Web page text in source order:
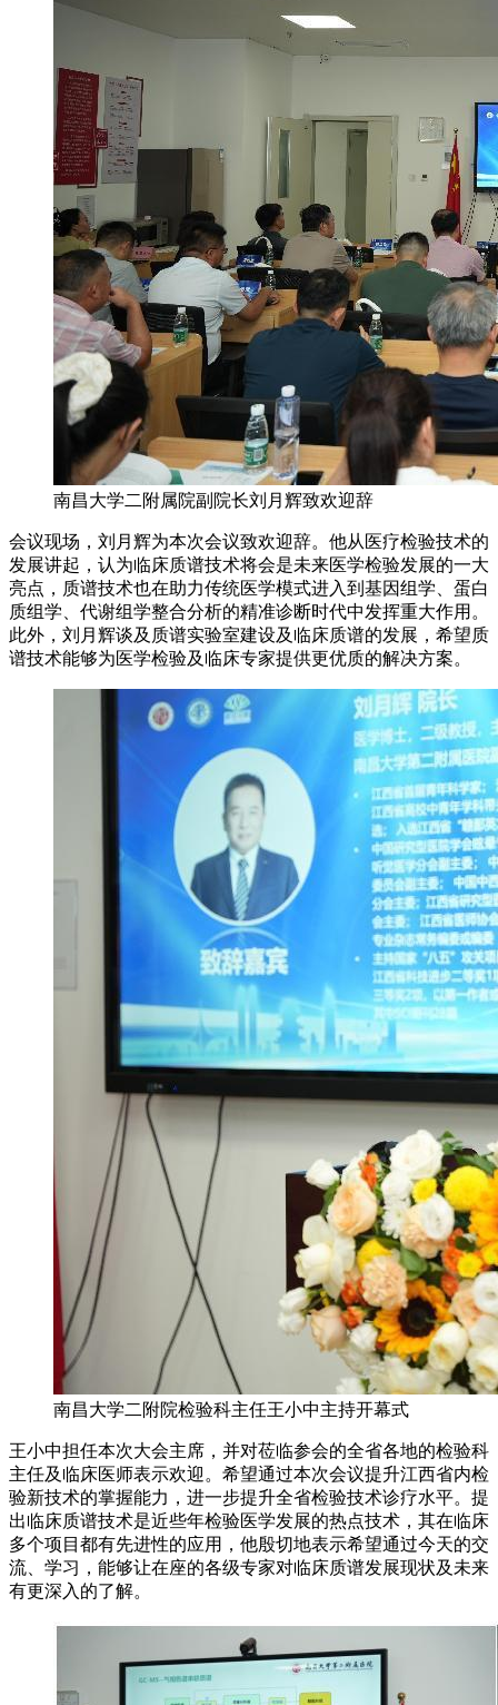
南昌大学二附属院副院长刘月辉致欢迎辞
会议现场，刘月辉为本次会议致欢迎辞。他从医疗检验技术的
发展讲起，认为临床质谱技术将会是未来医学检验发展的一大
亮点，质谱技术也在助力传统医学模式进入到基因组学、蛋白
质组学、代谢组学整合分析的精准诊断时代中发挥重大作用。
此外，刘月辉谈及质谱实验室建设及临床质谱的发展，希望质
谱技术能够为医学检验及临床专家提供更优质的解决方案。
南昌大学二附院检验科主任王小中主持开幕式
王小中担任本次大会主席，并对莅临参会的全省各地的检验科
主任及临床医师表示欢迎。希望通过本次会议提升江西省内检
验新技术的掌握能力，进一步提升全省检验技术诊疗水平。提
出临床质谱技术是近些年检验医学发展的热点技术，其在临床
多个项目都有先进性的应用，他殷切地表示希望通过今天的交
流、学习，能够让在座的各级专家对临床质谱发展现状及未来
有更深入的了解。